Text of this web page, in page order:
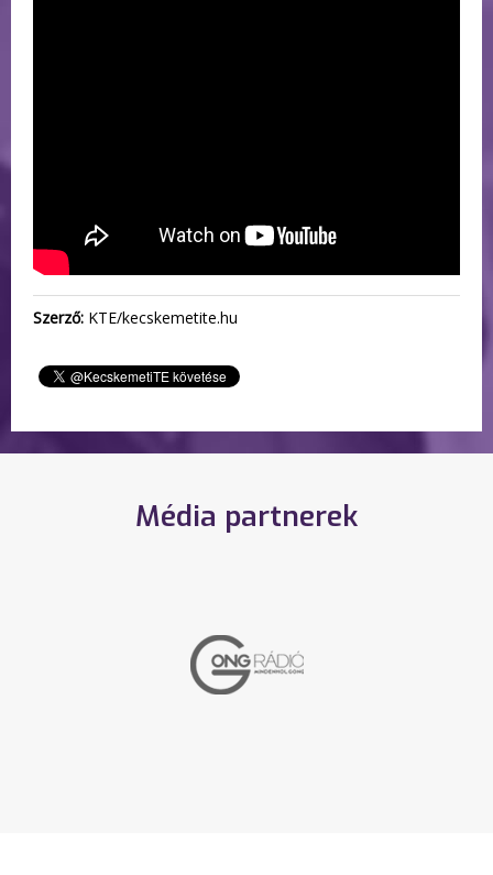
Szerző: KTE/kecskemetite.hu
Média partnerek